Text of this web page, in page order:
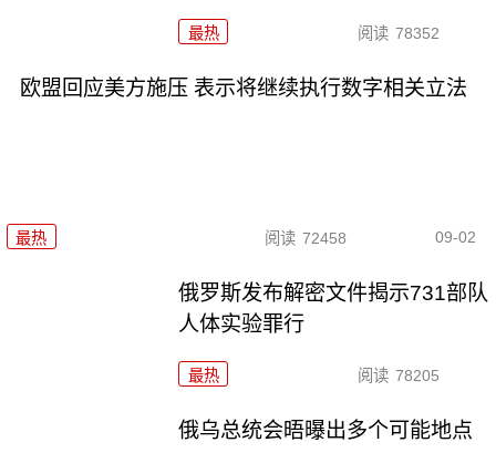
最热 阅读 78352
欧盟回应美方施压 表示将继续执行数字相关立法
最热 阅读 72458 09-02
俄罗斯发布解密文件揭示731部队
人体实验罪行
最热 阅读 78205
俄乌总统会晤曝出多个可能地点